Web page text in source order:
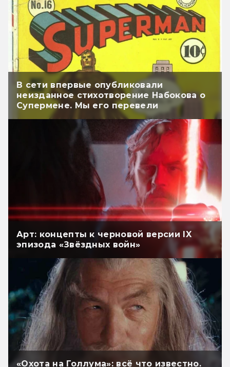
В сети впервые опубликовали
неизданное стихотворение Набокова о
Супермене. Мы его перевели
Арт: концепты к черновой версии IX
эпизода «Звёздных войн»
«Охота на Голлума»: всё что известно.